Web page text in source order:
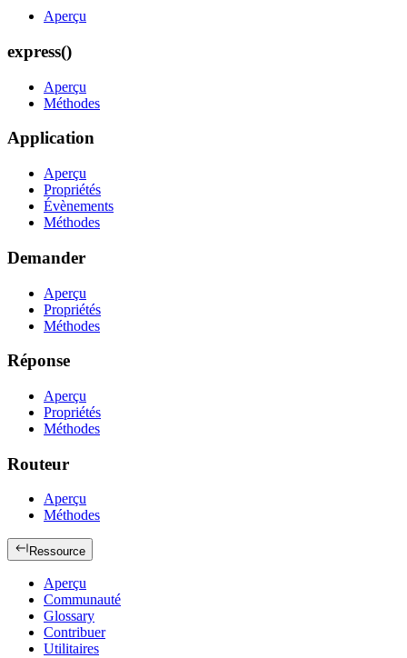
Aperçu
express()
Aperçu
Méthodes
Application
Aperçu
Propriétés
Évènements
Méthodes
Demander
Aperçu
Propriétés
Méthodes
Réponse
Aperçu
Propriétés
Méthodes
Routeur
Aperçu
Méthodes
Ressource
Aperçu
Communauté
Glossary
Contribuer
Utilitaires